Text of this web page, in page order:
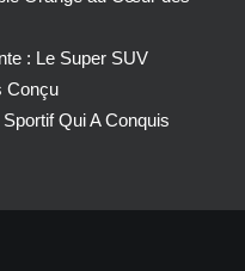
: Le Super SUV
Conçu
Qui A Conquis